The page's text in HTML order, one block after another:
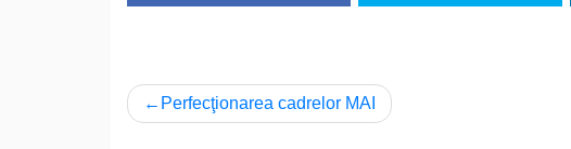
Navigare
Perfecţionarea cadrelor MAI